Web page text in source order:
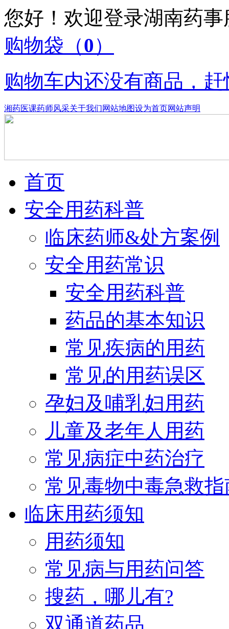
您好！欢迎登录湖南药
购物袋 （0）
购物车内还没有商品，
湘药医课药师风采关于我们网站地图设为首页网站声明
首页
安全用药科普
临床药师&处方案例
安全用药常识
安全用药科普
药品的基本知识
常见疾病的用药
常见的用药误区
孕妇及哺乳妇用药
儿童及老年人用药
常见病症中药治疗
常见毒物中毒急救指
临床用药须知
用药须知
常见病与用药问答
搜药，哪儿有?
双通道药品